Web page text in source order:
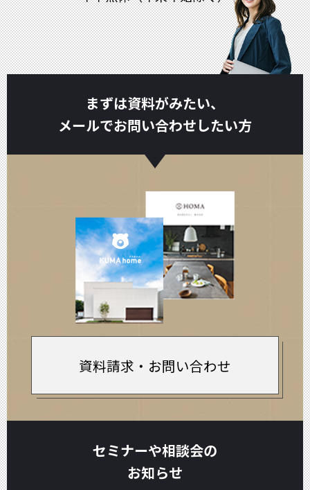
まずは資料がみたい、
メールでお問い合わせしたい方
資料請求・お問い合わせ
セミナーや相談会の
お知らせ